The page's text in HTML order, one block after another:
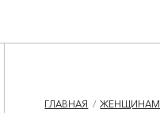
ГЛАВНАЯ ЖЕНЩИНАМ